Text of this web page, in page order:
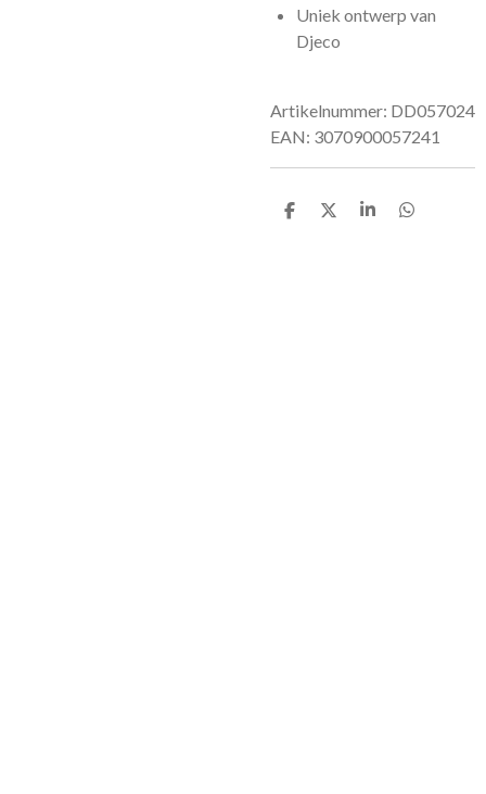
Uniek ontwerp van
Djeco
Artikelnummer: DD057024
EAN: 3070900057241
D
D
S
D